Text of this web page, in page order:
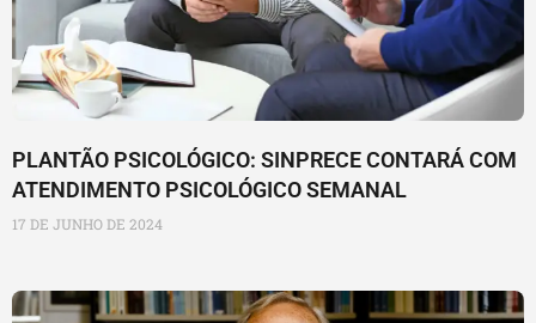
PLANTÃO PSICOLÓGICO: SINPRECE CONTARÁ COM
ATENDIMENTO PSICOLÓGICO SEMANAL
17 DE JUNHO DE 2024